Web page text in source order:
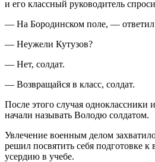
и его классный руководитель
— На Бородинском поле, — ответил
— Неужели Кутузов?
— Нет, солдат.
— Возвращайся в класс, солдат.
После этого случая
начали называть Володю солдатом.
Увлечение военным делом
решил посвятить себя подготовке
усердию в учебе.